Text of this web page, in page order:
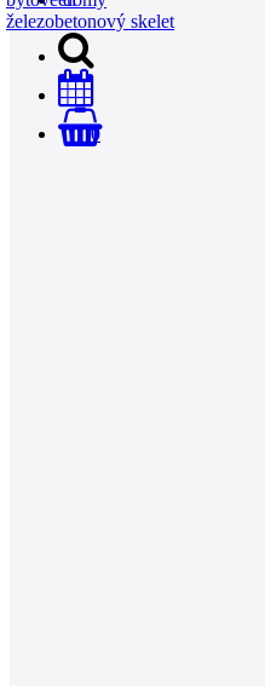
0
železobetonový skelet